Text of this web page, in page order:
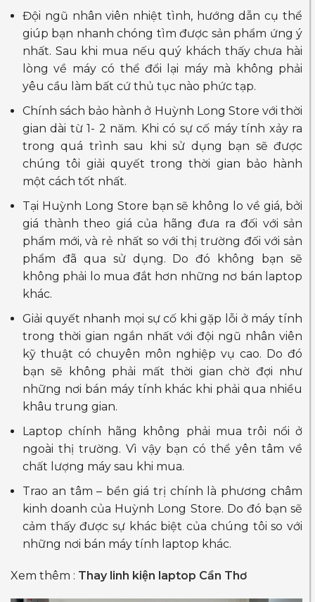
Đội ngũ nhân viên nhiệt tình, hướng dẫn cụ thể
giúp bạn nhanh chóng tìm được sản phẩm ứng ý
nhất. Sau khi mua nếu quý khách thấy chưa hài
lòng về máy có thể đổi lại máy mà không phải
yêu cầu làm bất cứ thủ tục nào phức tạp.
Chính sách bảo hành ở Huỳnh Long Store với thời
gian dài từ 1- 2 năm. Khi có sự cố máy tính xảy ra
trong quá trình sau khi sử dụng bạn sẽ được
chúng tôi giải quyết trong thời gian bảo hành
một cách tốt nhất.
Tại Huỳnh Long Store bạn sẽ không lo về giá, bởi
giá thành theo giá của hãng đưa ra đối với sản
phẩm mới, và rẻ nhất so với thị trường đối với sản
phẩm đã qua sử dụng. Do đó không bạn sẽ
không phải lo mua đắt hơn những nơ bán laptop
khác.
Giải quyết nhanh mọi sự cố khi gặp lỗi ở máy tính
trong thời gian ngắn nhất với đội ngũ nhân viên
kỹ thuật có chuyên môn nghiệp vụ cao. Do đó
bạn sẽ không phải mất thời gian chờ đợi như
những nơi bán máy tính khác khi phải qua nhiều
khâu trung gian.
Laptop chính hãng không phải mua trôi nổi ở
ngoài thị trường. Vì vậy bạn có thể yên tâm về
chất lượng máy sau khi mua.
Trao an tâm – bền giá trị chính là phương châm
kinh doanh của Huỳnh Long Store. Do đó bạn sẽ
cảm thấy được sự khác biệt của chúng tôi so với
những nơi bán máy tính laptop khác.
Xem thêm : Thay linh kiện laptop Cần Thơ